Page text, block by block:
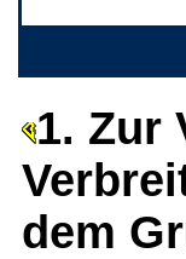
1. Zur
dem